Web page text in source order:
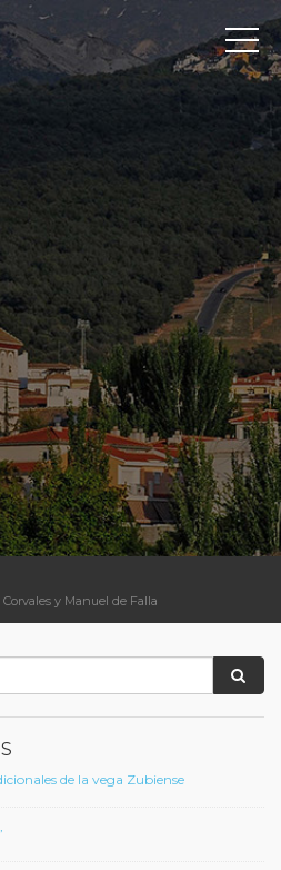
y Manuel de Falla
de la vega Zubiense